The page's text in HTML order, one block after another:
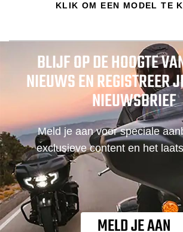
KLIK OM EEN MODEL TE
BLIJF OP DE HOOGTE
NIEUWS EN REGISTREER
NIEUWSBRIEF
Meld je aan voor speciale
exclusieve content en het
MELD JE AAN